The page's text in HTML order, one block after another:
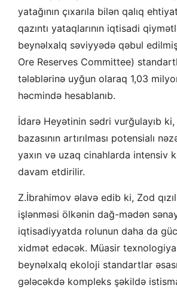
yatağının çıxarıla bilən qalıq
qazıntı yataqlarının iqtisadi
beynəlxalq səviyyədə qəbul
Ore Reserves Committee)
tələblərinə uyğun olaraq 1,03
həcmində hesablanıb.
İdarə Heyətinin sədri vurğulayıb ki,
bazasının artırılması potensialı
yaxın və uzaq cinahlarda intensiv
davam etdirilir.
Z.İbrahimov əlavə edib ki, Zod qızıl
işlənməsi ölkənin dağ-mədən
iqtisadiyyatda rolunun daha da
xidmət edəcək. Müasir
beynəlxalq ekoloji standartlar
gələcəkdə kompleks şəkildə